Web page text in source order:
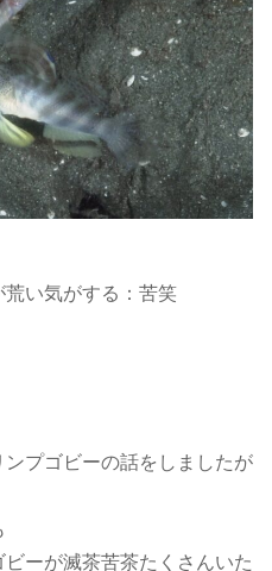
い気がする：苦笑
プゴビーの話をしましたが
ーが滅茶苦茶たくさんいた